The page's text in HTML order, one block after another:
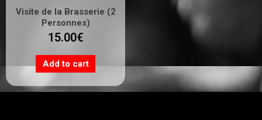
Visite de la Brasserie (2
Personnes)
15.00€
Add to cart